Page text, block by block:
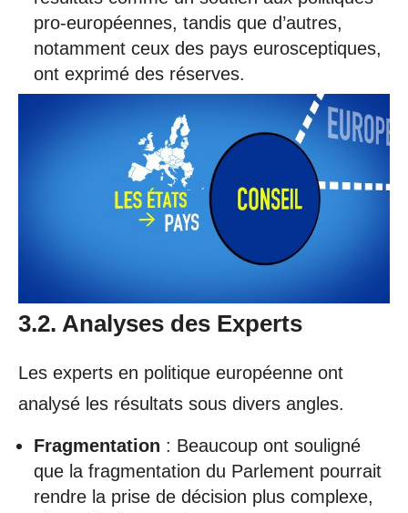
pro-européennes, tandis que d’autres,
notamment ceux des pays eurosceptiques,
ont exprimé des réserves.
3.2. Analyses des Experts
Les experts en politique européenne ont
analysé les résultats sous divers angles.
Fragmentation : Beaucoup ont souligné
que la fragmentation du Parlement pourrait
rendre la prise de décision plus complexe,